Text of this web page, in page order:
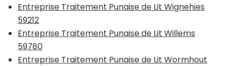
Entreprise Traitement Punaise de Lit Wignehies
59212
Entreprise Traitement Punaise de Lit Willems
59780
Entreprise Traitement Punaise de Lit Wormhout